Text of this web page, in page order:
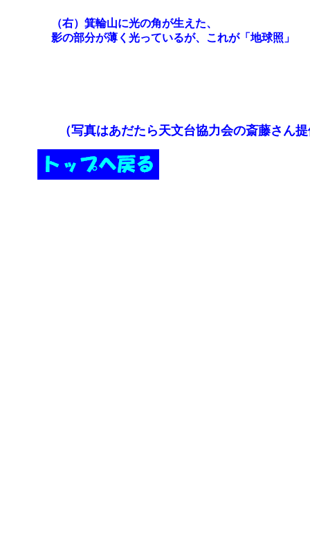
（右）箕輪山に光の角が生えた、
影の部分が薄く光っているが、これが「地球照」
（写真はあだたら天文台協力会の斎藤さん